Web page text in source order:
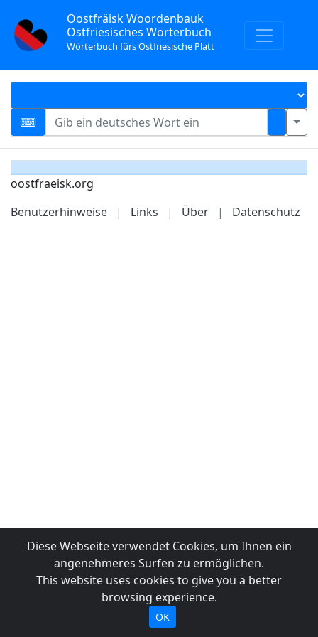
Oostfräisk Woordenbauk
Ostfriesisches Wörterbuch
Wörterbuch fürs Ostfriesische Platt
oostfraeisk.org
Benutzerhinweise
| Links | Über | Datenschutz
Diese Webseite verwendet Cookies, um Ihnen ein
angenehmeres Surfen zu ermöglichen.
This website uses cookies to give you a better
browsing experience.
OK